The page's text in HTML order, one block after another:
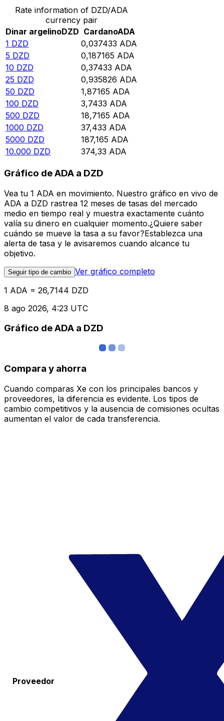
Rate information of DZD/ADA
currency pair
Dinar argelinoDZD CardanoADA
1 DZD 0,037433 ADA
5 DZD 0,187165 ADA
10 DZD 0,37433 ADA
25 DZD 0,935826 ADA
50 DZD 1,87165 ADA
100 DZD 3,7433 ADA
500 DZD 18,7165 ADA
1000 DZD 37,433 ADA
5000 DZD 187,165 ADA
10.000 DZD 374,33 ADA
Gráfico de ADA a DZD
Vea tu 1 ADA en movimiento. Nuestro gráfico en vivo de
ADA a DZD rastrea 12 meses de tasas del mercado
medio en tiempo real y muestra exactamente cuánto
valía su dinero en cualquier momento.¿Quiere saber
cuándo se mueve la tasa a su favor?Establezca una
alerta de tasa y le avisaremos cuando alcance tu
objetivo.
Seguir tipo de cambio Ver gráfico completo
1 ADA = 26,7144 DZD
8 ago 2026, 4:23 UTC
Gráfico de ADA a DZD
Compara y ahorra
Cuando comparas Xe con los principales bancos y
proveedores, la diferencia es evidente. Los tipos de
cambio competitivos y la ausencia de comisiones ocultas
aumentan el valor de cada transferencia.
Proveedor